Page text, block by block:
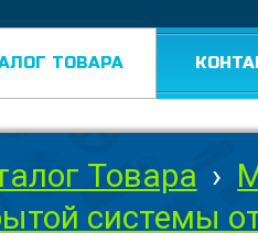
ТОВАРА
Товара ›
системы